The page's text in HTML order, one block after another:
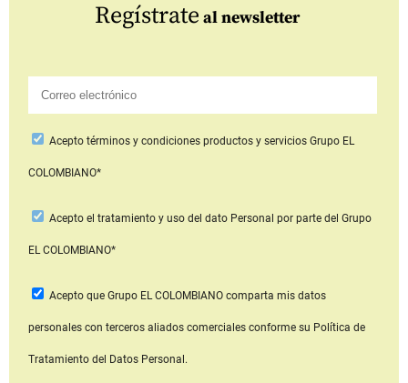
Regístrate al newsletter
Aceptotérminos y condiciones productos y serviciosGrupo EL
COLOMBIANO*
Acepto el tratamiento y uso del dato Personal por parte del Grupo
EL COLOMBIANO*
Acepto que Grupo EL COLOMBIANOcomparta mis datos
personales con terceros aliados comerciales conforme su Política de
Tratamiento del Datos Personal.